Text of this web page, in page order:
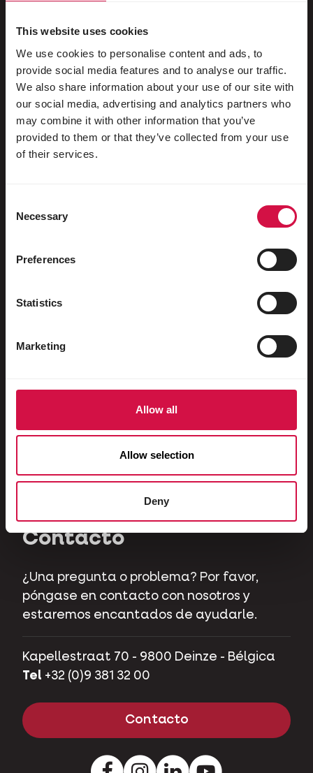
This website uses cookies
We use cookies to personalise content and ads, to
provide social media features and to analyse our traffic.
We also share information about your use of our site with
our social media, advertising and analytics partners who
may combine it with other information that you’ve
provided to them or that they’ve collected from your use
of their services.
Selection
Necessary
Preferences
Statistics
Marketing
Allow all
Allow selection
Deny
Para su animal
Aves de jaula y de voladera
Pájaros silvestres
Aves zancudas & no voladoras
Aves acuáticas
Conejos
Gatos
Cerdos mascotas
Contacto
¿Una pregunta o problema? Por favor,
póngase en contacto con nosotros y
estaremos encantados de ayudarle.
Kapellestraat 70 - 9800 Deinze - Bélgica
Tel +32 (0)9 381 32 00
Contacto
FacebookInstagramPinterestYoutube